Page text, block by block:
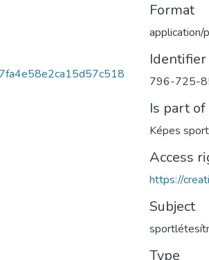
Format
application/
Identifier
796-725-
Is part of
Képes sport
Access
https://
Subject
Type